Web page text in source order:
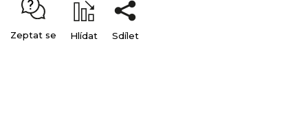
Zeptat se Hlídat Sdílet